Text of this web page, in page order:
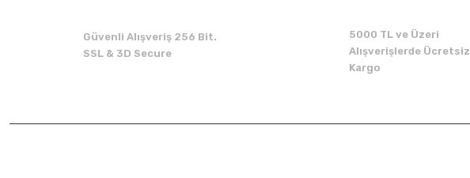
Güvenli Alışveriş 256 Bit.
SSL & 3D Secure
5000 TL ve Üzeri
Alışverişlerde Ücretsiz
Kargo